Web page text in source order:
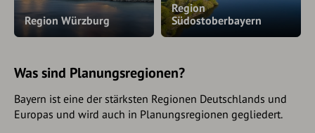
Region Würzburg
Region
Südostoberbayern
Was sind Planungsregionen?
Bayern ist eine der stärksten Regionen Deutschlands und
Europas und wird auch in Planungsregionen gegliedert.